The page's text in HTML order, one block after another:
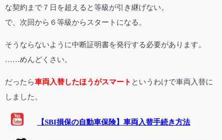
な契約まで７日を超えると等級が引き継げない。
で、次回から６等級からスタートになる。
そうならないように中断証明書を発行する必要があります。
……めんどくさい。
だったら車両入替したほうがスマート というわけで車両入替に
しました。
【SBI損保の自動車保険】車両入替手続き方法